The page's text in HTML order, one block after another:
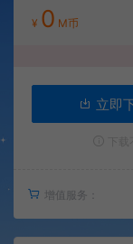
¥ 0 M币
立即
增值服务：